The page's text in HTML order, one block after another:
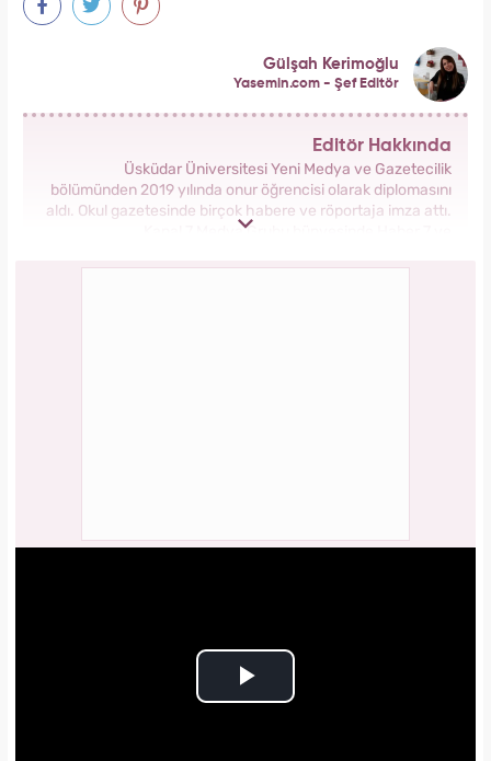
Gülşah Kerimoğlu
Yasemin.com - Şef Editör
Editör Hakkında
Üsküdar Üniversitesi Yeni Medya ve Gazetecilik
bölümünden 2019 yılında onur öğrencisi olarak diplomasını
aldı. Okul gazetesinde birçok habere ve röportaja imza attı.
Kanal 7 Medya Grubu bünyesinde Haber 7 ve
stajyerlik yaptı. Yasemin.com’da mesleğe ilk adımını attı.